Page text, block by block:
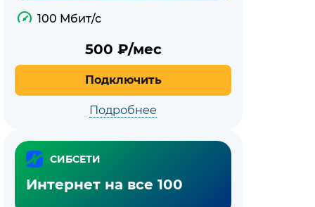
100 Мбит/с
500 ₽/мес
Подключить
Подробнее
СИБСЕТИ
Интернет на все 100